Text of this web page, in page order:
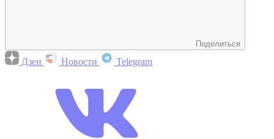
Поделиться
Дзен Новости Telegram